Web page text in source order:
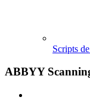
Scripts
ABBYY